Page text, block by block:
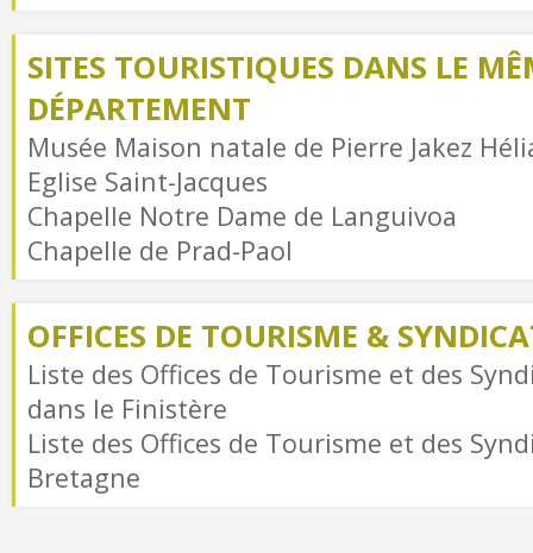
SITES TOURISTIQUES DANS LE
DÉPARTEMENT
Musée Maison natale de Pierre Jakez
Eglise Saint-Jacques
Chapelle Notre Dame de Languivoa
Chapelle de Prad-Paol
OFFICES DE TOURISME &
Liste des Offices de Tourisme et des
dans le Finistère
Liste des Offices de Tourisme et des
Bretagne